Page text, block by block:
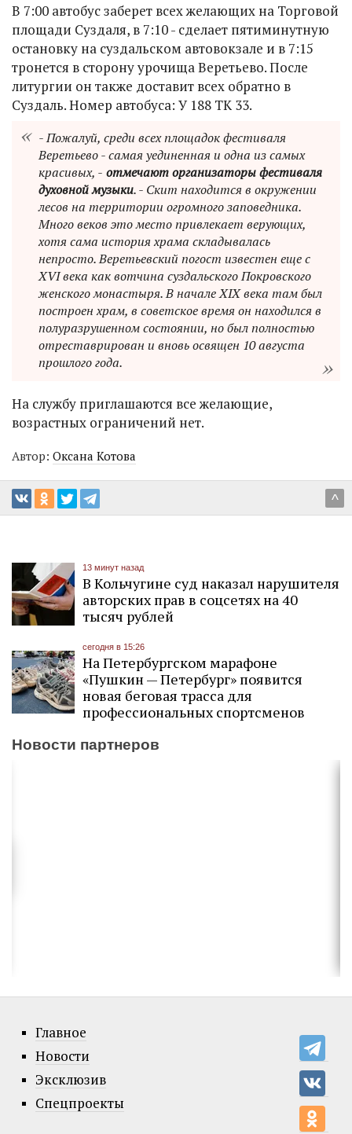
В 7:00 автобус заберет всех желающих на Торговой
площади Суздаля, в 7:10 - сделает пятиминутную
остановку на суздальском автовокзале и в 7:15
тронется в сторону урочища Веретьево. После
литургии он также доставит всех обратно в
Суздаль. Номер автобуса: У 188 ТК 33.
- Пожалуй, среди всех площадок фестиваля
Веретьево - самая уединенная и одна из самых
красивых, - отмечают организаторы фестиваля
духовной музыки. - Скит находится в окружении
лесов на территории огромного заповедника.
Много веков это место привлекает верующих,
хотя сама история храма складывалась
непросто. Веретьевский погост известен еще с
XVI века как вотчина суздальского Покровского
женского монастыря. В начале XIX века там был
построен храм, в советское время он находился в
полуразрушенном состоянии, но был полностью
отреставрирован и вновь освящен 10 августа
прошлого года.
На службу приглашаются все желающие,
возрастных ограничений нет.
Автор: Оксана Котова
^
13 минут назад
В Кольчугине суд наказал нарушителя
авторских прав в соцсетях на 40
тысяч рублей
сегодня в 15:26
На Петербургском марафоне
«Пушкин — Петербург» появится
новая беговая трасса для
профессиональных спортсменов
Новости партнеров
Главное
Новости
Эксклюзив
Спецпроекты